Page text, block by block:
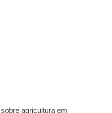
agricultura em